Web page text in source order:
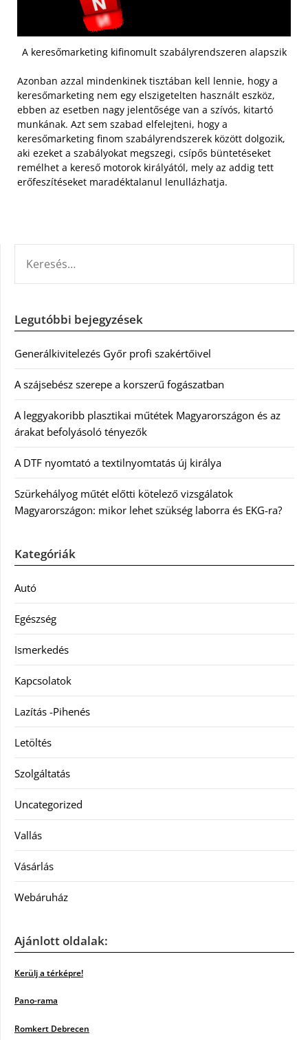
A keresőmarketing kifinomult szabályrendszeren alapszik
Azonban azzal mindenkinek tisztában kell lennie, hogy a
keresőmarketing nem egy elszigetelten használt eszköz,
ebben az esetben nagy jelentősége van a szívós, kitartó
munkának. Azt sem szabad elfelejteni, hogy a
keresőmarketing finom szabályrendszerek között dolgozik,
aki ezeket a szabályokat megszegi, csípős büntetéseket
remélhet a kereső motorok királyától, mely az addig tett
erőfeszítéseket maradéktalanul lenullázhatja.
Legutóbbi bejegyzések
Generálkivitelezés Győr profi szakértőivel
A szájsebész szerepe a korszerű fogászatban
A leggyakoribb plasztikai műtétek Magyarországon és az
árakat befolyásoló tényezők
A DTF nyomtató a textilnyomtatás új királya
Szürkehályog műtét előtti kötelező vizsgálatok
Magyarországon: mikor lehet szükség laborra és EKG-ra?
Kategóriák
Autó
Egészség
Ismerkedés
Kapcsolatok
Lazítás -Pihenés
Letöltés
Szolgáltatás
Uncategorized
Vallás
Vásárlás
Webáruház
Ajánlott oldalak:
Kerülj a térképre!
Pano-rama
Romkert Debrecen